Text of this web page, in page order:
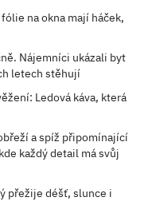
na okna mají háček,
Nájemníci ukázali byt
letech stěhují
Ledová káva, která
a spíž připomínající
každý detail má svůj
přežije déšť, slunce i